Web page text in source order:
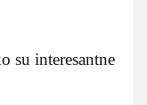
su interesantne